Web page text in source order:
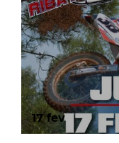
17 fev